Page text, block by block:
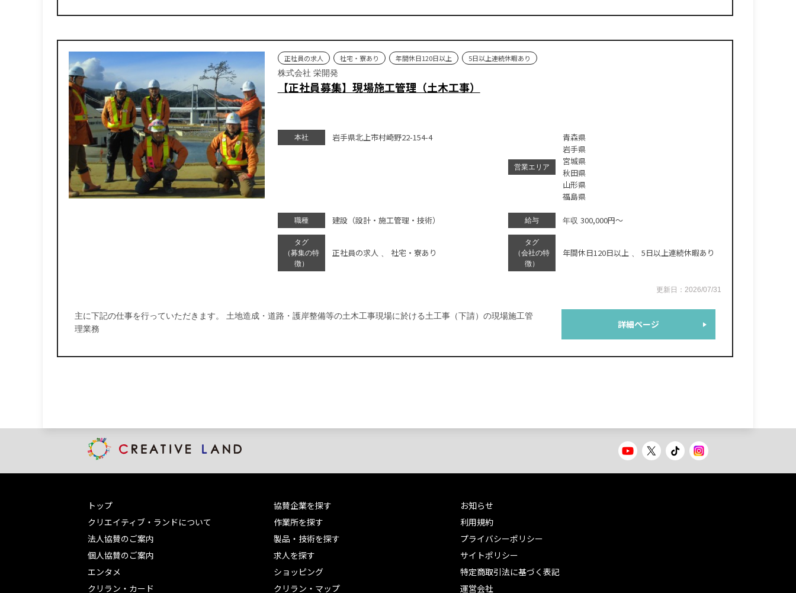
正社員の求人 社宅・寮あり 年間休日120日以上
5日以上連続休暇あり
株式会社 栄開発
【正社員募集】現場施工管理（土木工事）
本社 岩手県北上市村崎野22-154-4
営業エリア
青森県
岩手県
宮城県
秋田県
山形県
福島県
職種 建設（設計・施工管理・技術） 給与 年収300,000円～
タグ
（募集の特
徴）
正社員の求人 、 社宅・寮あり
タグ
（会社の特
徴）
年間休日120日以上 、5日以上連続休暇あり
更新日：2026/07/31
主に下記の仕事を行っていただきます。 土地造成・道路・護岸整備等の土木工事現場に於ける土工事（下請）の現場施工管
理業務
詳細ページ
トップ
クリエイティブ・ランドについて
法人協賛のご案内
個人協賛のご案内
エンタメ
クリラン・カード
協賛企業を探す
作業所を探す
製品・技術を探す
求人を探す
ショッピング
クリラン・マップ
お知らせ
利用規約
プライバシーポリシー
サイトポリシー
特定商取引法に基づく表記
運営会社